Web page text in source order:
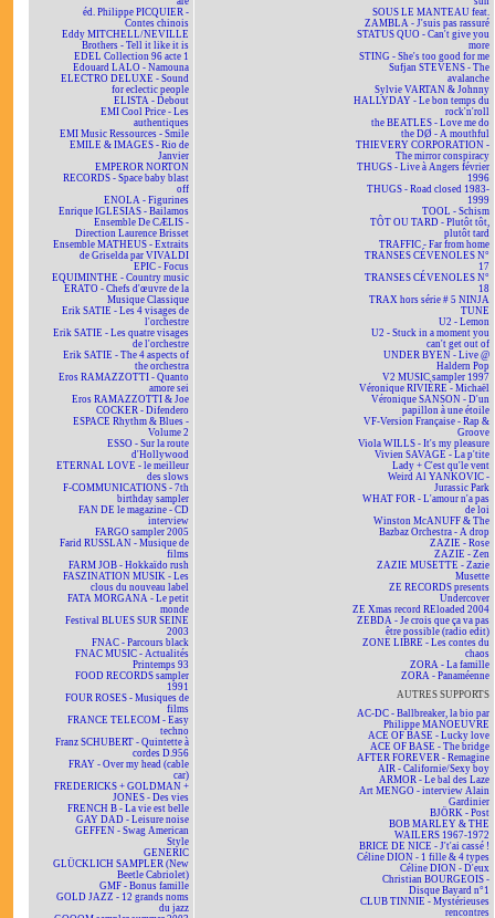
éd. Philippe PICQUIER -
Contes chinois
Eddy MITCHELL/NEVILLE
Brothers - Tell it like it is
EDEL Collection 96 acte 1
Edouard LALO - Namouna
ELECTRO DELUXE - Sound
for eclectic people
ELISTA - Debout
EMI Cool Price - Les
authentiques
EMI Music Ressources - Smile
EMILE & IMAGES - Rio de
Janvier
EMPEROR NORTON
RECORDS - Space baby blast
off
ENOLA - Figurines
Enrique IGLESIAS - Bailamos
Ensemble De CÆLIS -
Direction Laurence Brisset
Ensemble MATHEUS - Extraits
de Griselda par VIVALDI
EPIC - Focus
EQUIMINTHE - Country music
ERATO - Chefs d'œuvre de la
Musique Classique
Erik SATIE - Les 4 visages de
l'orchestre
Erik SATIE - Les quatre visages
de l'orchestre
Erik SATIE - The 4 aspects of
the orchestra
Eros RAMAZZOTTI - Quanto
amore sei
Eros RAMAZZOTTI & Joe
COCKER - Difendero
ESPACE Rhythm & Blues -
Volume 2
ESSO - Sur la route
d'Hollywood
ETERNAL LOVE - le meilleur
des slows
F-COMMUNICATIONS - 7th
birthday sampler
FAN DE le magazine - CD
interview
FARGO sampler 2005
Farid RUSSLAN - Musique de
films
FARM JOB - Hokkaïdo rush
FASZINATION MUSIK - Les
clous du nouveau label
FATA MORGANA - Le petit
monde
Festival BLUES SUR SEINE
2003
FNAC - Parcours black
FNAC MUSIC - Actualités
Printemps 93
FOOD RECORDS sampler
1991
FOUR ROSES - Musiques de
films
FRANCE TELECOM - Easy
techno
Franz SCHUBERT - Quintette à
cordes D.956
FRAY - Over my head (cable
car)
FREDERICKS + GOLDMAN +
JONES - Des vies
FRENCH B - La vie est belle
GAY DAD - Leisure noise
GEFFEN - Swag American
Style
GENERIC
GLÜCKLICH SAMPLER (New
Beetle Cabriolet)
GMF - Bonus famille
GOLD JAZZ - 12 grands noms
du jazz
SOUS LE MANTEAU feat.
ZAMBLA - J'suis pas rassuré
STATUS QUO - Can't give you
more
STING - She's too good for me
Sufjan STEVENS - The
avalanche
Sylvie VARTAN & Johnny
HALLYDAY - Le bon temps du
rock'n'roll
the BEATLES - Love me do
the DØ - A mouthful
THIEVERY CORPORATION -
The mirror conspiracy
THUGS - Live à Angers février
1996
THUGS - Road closed 1983-
1999
TOOL - Schism
TÔT OU TARD - Plutôt tôt,
plutôt tard
TRAFFIC - Far from home
TRANSES CÉVENOLES N°
17
TRANSES CÉVENOLES N°
18
TRAX hors série # 5 NINJA
TUNE
U2 - Lemon
U2 - Stuck in a moment you
can't get out of
UNDER BYEN - Live @
Haldern Pop
V2 MUSIC sampler 1997
Véronique RIVIÈRE - Michaël
Véronique SANSON - D'un
papillon à une étoile
VF-Version Française - Rap &
Groove
Viola WILLS - It's my pleasure
Vivien SAVAGE - La p'tite
Lady + C'est qu'le vent
Weird Al YANKOVIC -
Jurassic Park
WHAT FOR - L'amour n'a pas
de loi
Winston McANUFF & The
Bazbaz Orchestra - A drop
ZAZIE - Rose
ZAZIE - Zen
ZAZIE MUSETTE - Zazie
Musette
ZE RECORDS presents
Undercover
ZE Xmas record REloaded 2004
ZEBDA - Je crois que ça va pas
être possible (radio edit)
ZONE LIBRE - Les contes du
chaos
ZORA - La famille
ZORA - Panaméenne
AUTRES SUPPORTS
AC-DC - Ballbreaker, la bio par
Philippe MANOEUVRE
ACE OF BASE - Lucky love
ACE OF BASE - The bridge
AFTER FOREVER - Remagine
AIR - Californie/Sexy boy
ARMOR - Le bal des Laze
Art MENGO - interview Alain
Gardinier
BJÖRK - Post
BOB MARLEY & THE
WAILERS 1967-1972
BRICE DE NICE - J't'ai cassé !
Céline DION - 1 fille & 4 types
Céline DION - D'eux
Christian BOURGEOIS -
Disque Bayard n°1
CLUB TINNIE - Mystérieuses
rencontres